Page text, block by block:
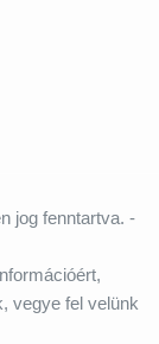
jog fenntartva. -
vegye fel velünk